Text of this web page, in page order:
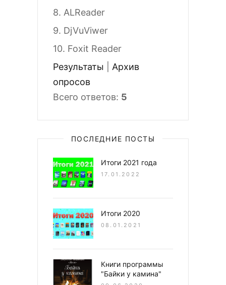
8. ALReader
9. DjVuViwer
10. Foxit Reader
Результаты
Архив
опросов
Всего ответов: 5
ПОСЛЕДНИЕ ПОСТЫ
Итоги 2021 года
17.01.2022
Итоги 2020
08.01.2021
Книги программы
"Байки у камина"